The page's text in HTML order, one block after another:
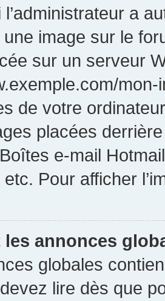
l’administrateur a
image sur le
sur un serveur
de votre
placées
e-mail
Pour afficher
les annonces
globales
lire dès que